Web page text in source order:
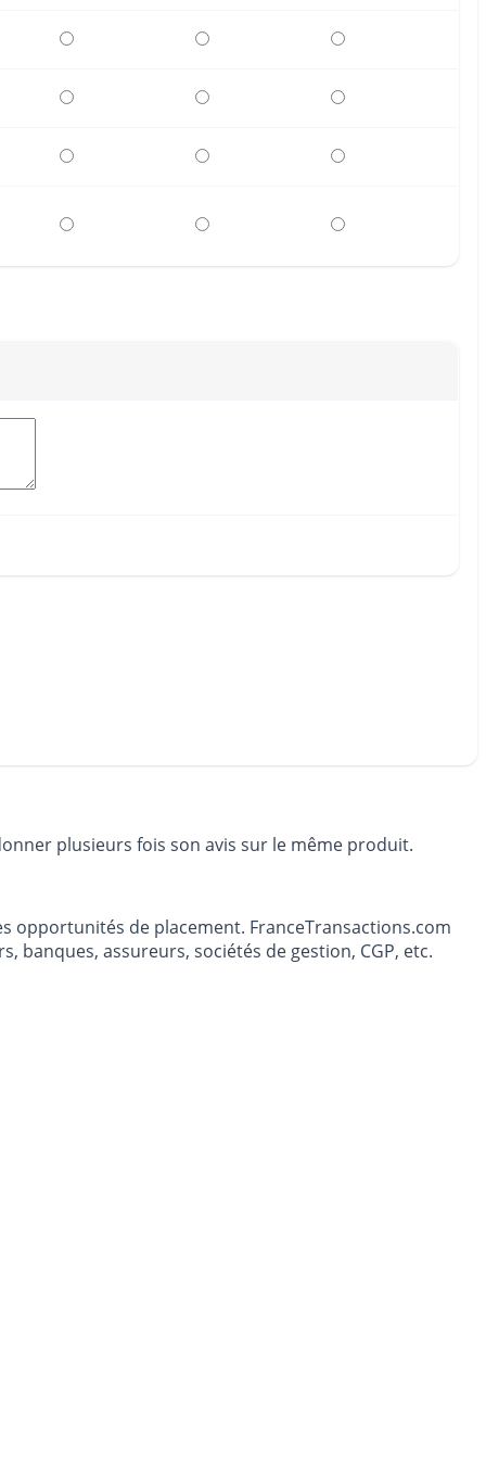
plusieurs fois son avis sur le même produit.
opportunités de placement. FranceTransactions.com
banques, assureurs, sociétés de gestion, CGP, etc.